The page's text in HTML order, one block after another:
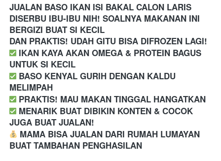
JUALAN BASO IKAN ISI BAKAL CALON LARIS
DISERBU IBU-IBU NIH! SOALNYA MAKANAN INI
BERGIZI BUAT SI KECIL
DAN PRAKTIS! UDAH GITU BISA DIFROZEN LAGI!
️ IKAN KAYA AKAN OMEGA & PROTEIN BAGUS
UNTUK SI KECIL
️ BASO KENYAL GURIH DENGAN KALDU
MELIMPAH
️ PRAKTIS! MAU MAKAN TINGGAL HANGATKAN
️ MENARIK BUAT DIBIKIN KONTEN & COCOK
JUGA BUAT JUALAN!
MAMA BISA JUALAN DARI RUMAH LUMAYAN
BUAT TAMBAHAN PENGHASILAN